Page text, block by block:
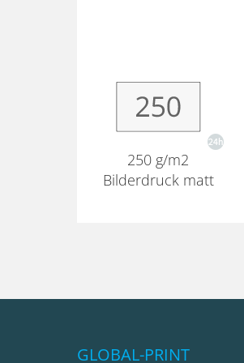
250 g/m2
Bilderdruck matt
GLOBAL-PRINT